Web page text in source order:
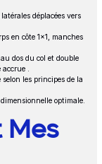
déplacées vers
en côte 1x1, manches
dos du col et double
.
les principes de la
optimale.
Mes